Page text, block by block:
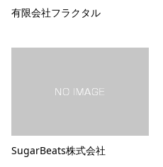
有限会社フラクタル
SugarBeats株式会社